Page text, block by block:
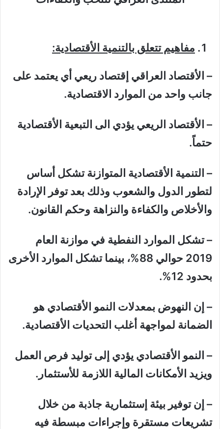
مفاهيم تتعلق بالتنمية الأقتصادية:
– الأقتصاد العراقي إقتصاد ريعي أي يعتمد على
جانب واحد من الموارد الاقتصادية.
– الأقتصاد الريعي يؤدي الى التبعية الأقتصادية
حتماً.
– التنمية الأقتصادية المتوازنة تشكل أساس
لتطور الدول والشعوب وذلك بعد توفر الإرادة
والأخلاص والكفاءة والنزاهة وحكم القانون.
– تشكل الموارد النفطية في موازنة العام
2019 حوالي 88%، بينما تشكل الموارد الأخرى
بحدود 12%.
– إن النهوض بمعدلات النمو الأقتصادي هو
الضمانة لمواجهة أغلب التحديات الأقتصادية.
– النمو الأقتصادي يؤدي إلى توليد فرص العمل
ويزيد الأمكانات المالية اللازمة للأستثمار.
– إن توفير بيئة إستثمارية جاذبة من خلال
تشريعات مستقرة وإجراءات مبسطة فيه